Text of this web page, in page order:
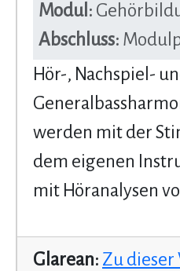
Modul:
Abschluss:
Hör-, Nachspiel-
werden mit der
dem eigenen
mit Höranalysen
Glarean: Zu dieser